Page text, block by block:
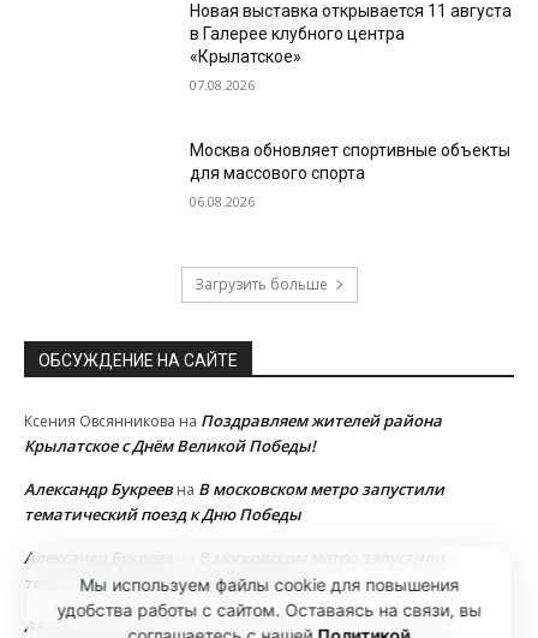
Новая выставка открывается 11 августа
в Галерее клубного центра
«Крылатское»
07.08.2026
Москва обновляет спортивные объекты
для массового спорта
06.08.2026
Загрузить больше
ОБСУЖДЕНИЕ НА САЙТЕ
Ксения Овсянникова на Поздравляем жителей района
Крылатское с Днём Великой Победы!
Александр Букреевна В московском метро запустили
тематический поезд к Дню Победы
Александр Букреев
В московском метро запустили
тематический поезд к Дню Победы
Александр Букреев
В московском метро запустили
Мы используем файлы cookie для повышения
удобства работы с сайтом. Оставаясь на связи, вы